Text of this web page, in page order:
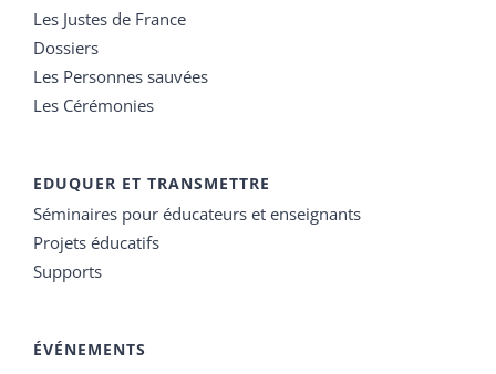
Les Justes de France
Dossiers
Les Personnes sauvées
Les Cérémonies
EDUQUER ET TRANSMETTRE
Séminaires pour éducateurs et enseignants
Projets éducatifs
Supports
ÉVÉNEMENTS